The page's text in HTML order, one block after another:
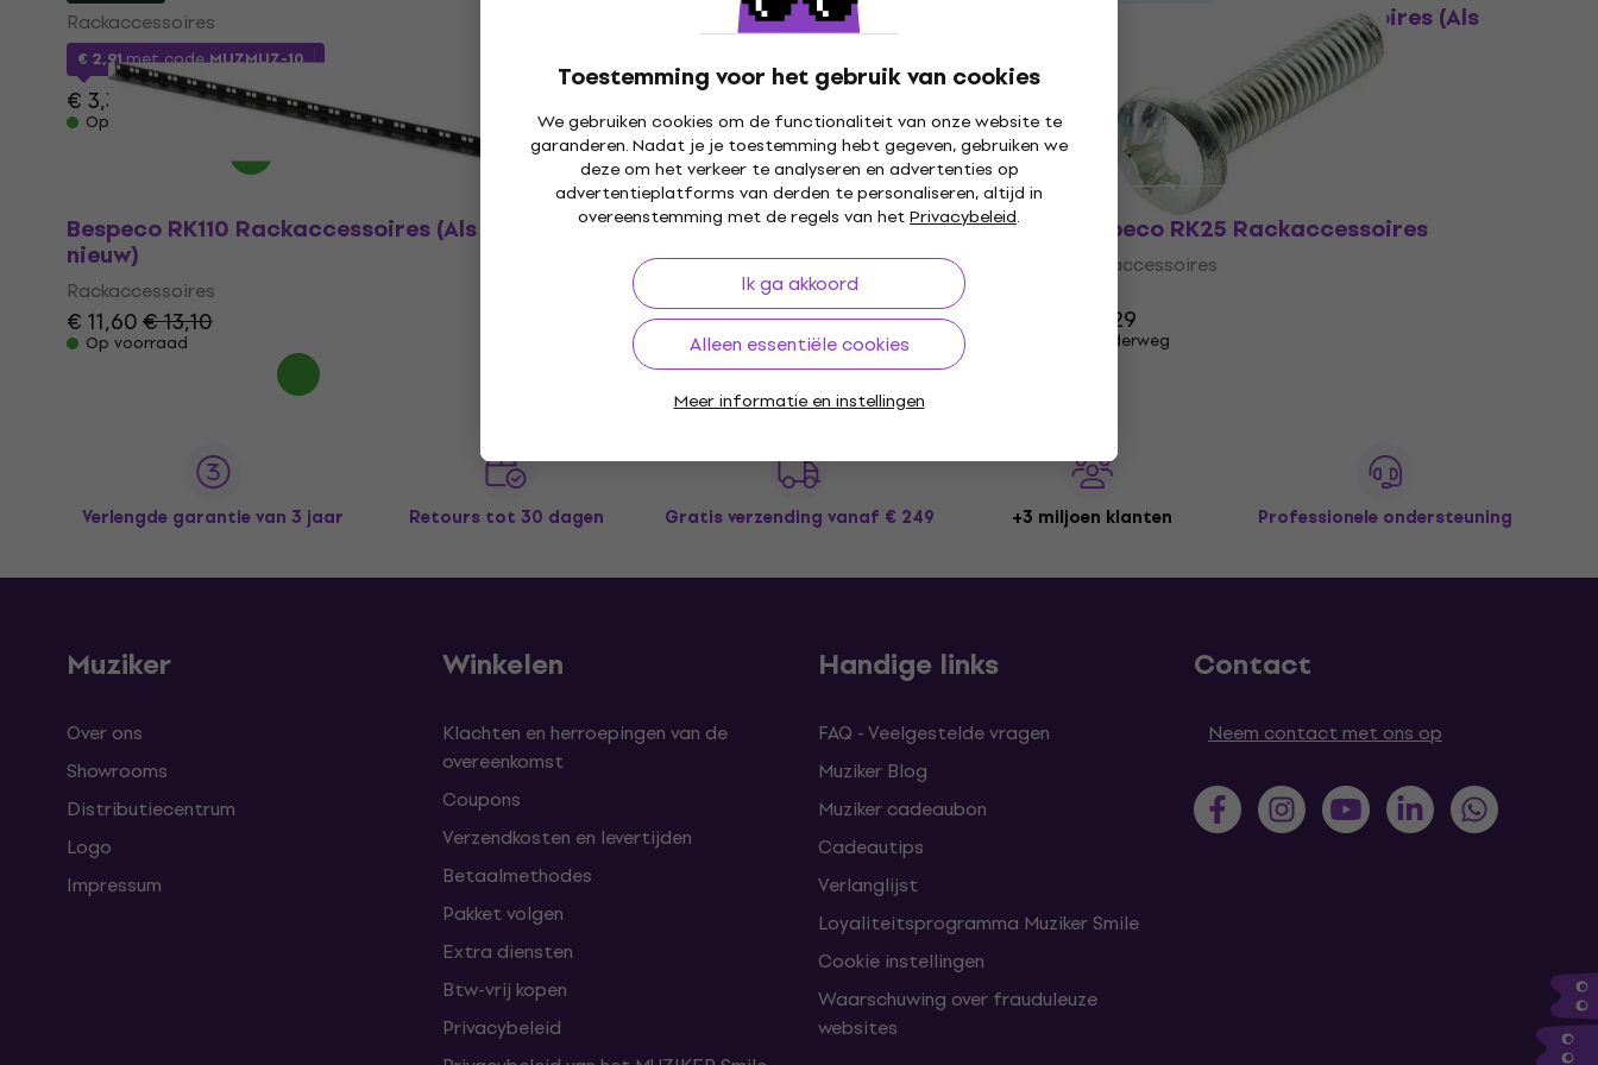
Toestemming voor het gebruik van cookies
We gebruiken cookies om de functionaliteit van onze website te
garanderen. Nadat je je toestemming hebt gegeven, gebruiken we
deze om het verkeer te analyseren en advertenties op
advertentieplatforms van derden te personaliseren, altijd in
overeenstemming met de regels van hetPrivacybeleid.
Ik ga akkoord
Alleen essentiële cookies
Meer informatie en instellingen
Rackaccessoires
€ 2,91met codeMUZMUZ-10
€ 3,39
Op voorraad Op voorraad
Bespeco RK110 Rackaccessoires (Als
€ 11,60€ 13,10
Op voorraad
Bespeco RK110 Rackaccessoires (Als
nieuw)
Rackaccessoires
€ 11,60€ 13,10
Op voorraad
Bespeco PR2K Rackaccessoires (Alleen
uitgepakt)
Rackaccessoires
€ 37,90
Op voorraad
Bespeco RK25 Rackaccessoires
Rackaccessoires
€ 0,29
Onderweg
Verlengde garantie van 3 jaar Retours tot 30 dagen Gratis verzending vanaf € 249 +3 miljoen klanten Professionele ondersteuning
Muziker
Over ons
Showrooms
Distributiecentrum
Logo
Impressum
Winkelen
Klachten en herroepingen van de
overeenkomst
Coupons
Verzendkosten en levertijden
Betaalmethodes
Pakket volgen
Extra diensten
Btw-vrij kopen
Privacybeleid
Handige links
FAQ - Veelgestelde vragen
Muziker Blog
Muziker cadeaubon
Cadeautips
Verlanglijst
Loyaliteitsprogramma Muziker Smile
Cookie instellingen
Waarschuwing over frauduleuze
websites
Contact
Neem contact met ons op